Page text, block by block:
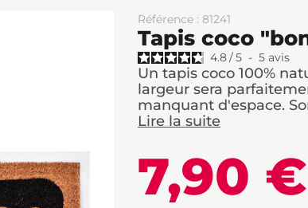
Référence : 81241
Tapis coco
4.8/5 - 5 avis
Un tapis coco 100%
largeur sera
manquant d'espace.
Lire la suite
7,90 €